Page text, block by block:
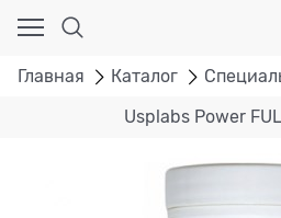
Главная Каталог
Usplabs Power